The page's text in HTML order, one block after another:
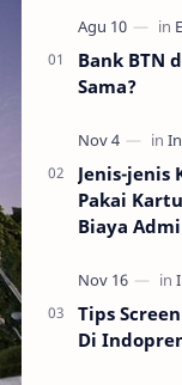
Bank BTN
Sama?
Jenis-jenis
Pakai
Biaya
Tips
Di